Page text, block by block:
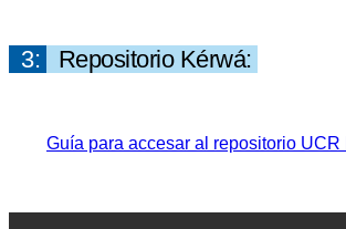
3: Repositorio Kérwá:
Guía para accesar al repositorio UCR